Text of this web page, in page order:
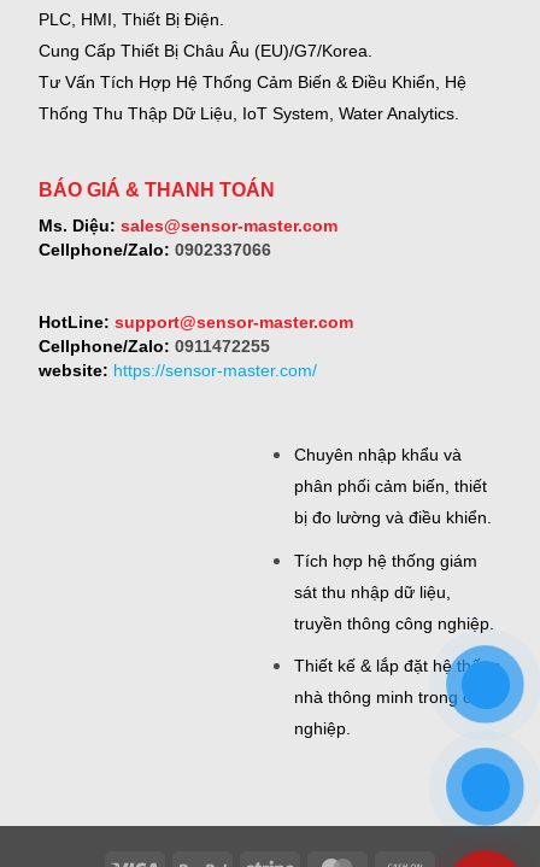
PLC, HMI, Thiết Bị Điện.
Cung Cấp Thiết Bị Châu Âu (EU)/G7/Korea.
Tư Vấn Tích Hợp Hệ Thống Cảm Biến & Điều Khiển, Hệ
Thống Thu Thập Dữ Liệu, IoT System, Water Analytics.
BÁO GIÁ & THANH TOÁN
Ms. Diệu: sales@sensor-master.com
Cellphone/Zalo: 0902337066
HotLine: support@sensor-master.com
Cellphone/Zalo: 0911472255
website: https://sensor-master.com/
Chuyên nhập khẩu và
phân phối cảm biến, thiết
bị đo lường và điều khiển.
Tích hợp hệ thống giám
sát thu nhập dữ liệu,
truyền thông công nghiệp.
Thiết kế & lắp đặt hệ thống
nhà thông minh trong công
nghiệp.